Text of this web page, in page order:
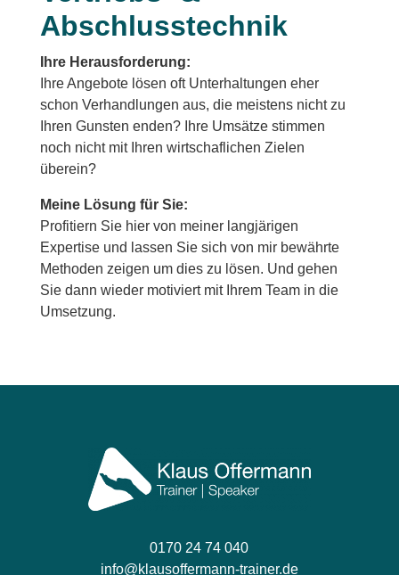
Abschlusstechnik
Ihre Herausforderung:
Ihre Angebote lösen oft Unterhaltungen eher
schon Verhandlungen aus, die meistens nicht zu
Ihren Gunsten enden? Ihre Umsätze stimmen
noch nicht mit Ihren wirtschaflichen Zielen
überein?
Meine Lösung für Sie:
Profitiern Sie hier von meiner langjärigen
Expertise und lassen Sie sich von mir bewährte
Methoden zeigen um dies zu lösen. Und gehen
Sie dann wieder motiviert mit Ihrem Team in die
Umsetzung.
0170 24 74 040
info@klausoffermann-trainer.de